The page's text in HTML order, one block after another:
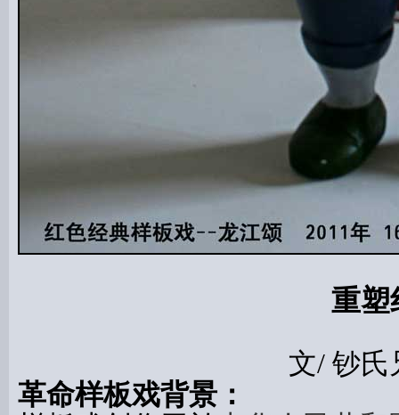
重塑红色经
文/ 钞氏兄
革命样板戏背景：